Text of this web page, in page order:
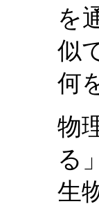
を
似
何
物
る
生